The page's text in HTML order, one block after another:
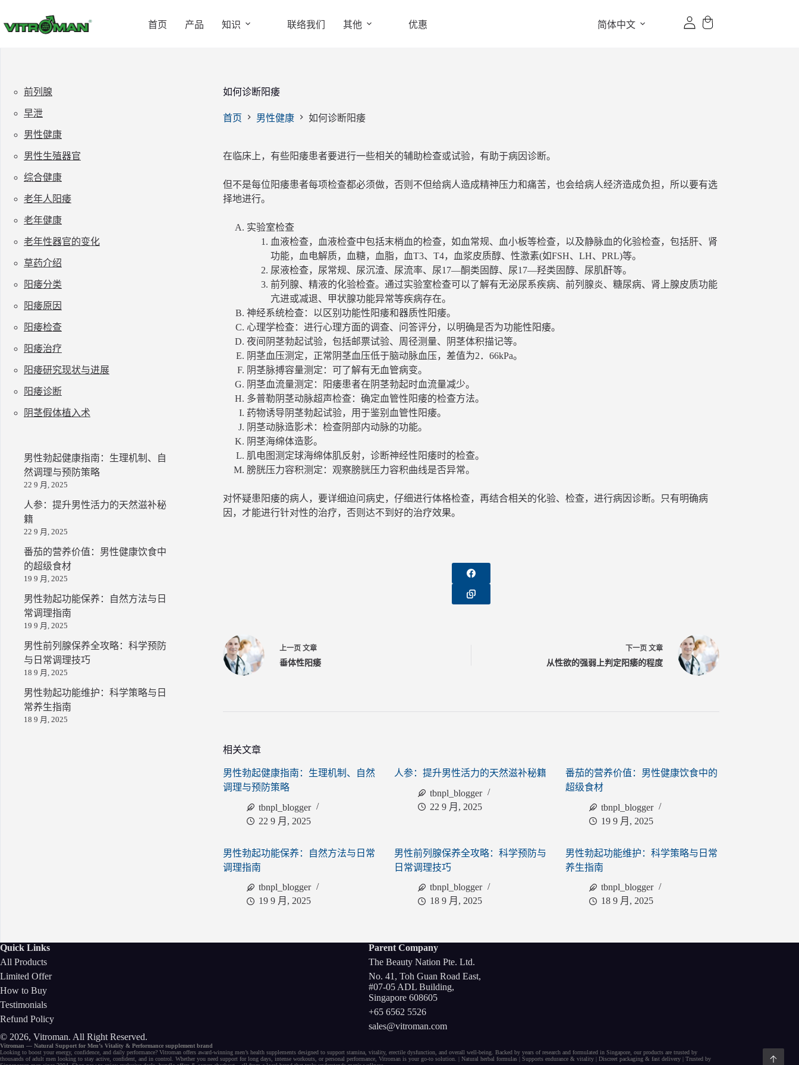
过
容
首页 产品 知识 联络我们 其他 优惠 简体中文
如何诊断阳痿
首页 男性健康 如何诊断阳痿
在临床上，有些阳痿患者要进行一些相关的辅助检查或试验，有助于病因诊断。
但不是每位阳痿患者每项检查都必须做，否则不但给病人造成精神压力和痛苦，也会给病人经济造成负担，所以要有选
择地进行。
实验室检查
血液检查，血液检查中包括末梢血的检查，如血常规、血小板等检查，以及静脉血的化验检查，包括肝、肾
功能，血电解质，血糖，血脂，血T3、T4，血浆皮质醇、性激素(如FSH、LH、PRL)等。
尿液检查，尿常规、尿沉渣、尿流率、尿17—酮类固醇、尿17—羟类固醇、尿肌酐等。
前列腺、精液的化验检查。通过实验室检查可以了解有无泌尿系疾病、前列腺炎、糖尿病、肾上腺皮质功能
亢进或减退、甲状腺功能异常等疾病存在。
神经系统检查：以区别功能性阳痿和器质性阳痿。
心理学检查：进行心理方面的调查、问答评分，以明确是否为功能性阳痿。
夜间阴茎勃起试验，包括邮票试验、周径测量、阴茎体积描记等。
阴茎血压测定，正常阴茎血压低于脑动脉血压，差值为2．66kPa。
阴茎脉搏容量测定：可了解有无血管病变。
阴茎血流量测定：阳痿患者在阴茎勃起时血流量减少。
多普勒阴茎动脉超声检查：确定血管性阳痿的检查方法。
药物诱导阴茎勃起试验，用于鉴别血管性阳痿。
阴茎动脉造影术：检查阴部内动脉的功能。
阴茎海绵体造影。
肌电图测定球海绵体肌反射，诊断神经性阳痿时的检查。
膀胱压力容积测定：观察膀胱压力容积曲线是否异常。
对怀疑患阳痿的病人，要详细迫问病史，仔细进行体格检查，再结合相关的化验、检查，进行病因诊断。只有明确病
因，才能进行针对性的治疗，否则达不到好的治疗效果。
上一页 文章
垂体性阳痿
下一页 文章
从性欲的强弱上判定阳痿的程度
相关文章
男性勃起健康指南：生理机制、自然
调理与预防策略
tbnpl_blogger
22 9 月, 2025
人参：提升男性活力的天然滋补秘籍
tbnpl_blogger
22 9 月, 2025
番茄的营养价值：男性健康饮食中的
超级食材
tbnpl_blogger
19 9 月, 2025
男性勃起功能保养：自然方法与日常
调理指南
tbnpl_blogger
19 9 月, 2025
男性前列腺保养全攻略：科学预防与
日常调理技巧
tbnpl_blogger
18 9 月, 2025
男性勃起功能维护：科学策略与日常
养生指南
tbnpl_blogger
18 9 月, 2025
前列腺
早泄
男性健康
男性生殖器官
综合健康
老年人阳痿
老年健康
老年性器官的变化
草药介绍
阳痿分类
阳痿原因
阳痿检查
阳痿治疗
阳痿研究现状与进展
阳痿诊断
阴茎假体植入术
男性勃起健康指南：生理机制、自
然调理与预防策略
22 9 月, 2025
人参：提升男性活力的天然滋补秘
籍
22 9 月, 2025
番茄的营养价值：男性健康饮食中
的超级食材
19 9 月, 2025
男性勃起功能保养：自然方法与日
常调理指南
19 9 月, 2025
男性前列腺保养全攻略：科学预防
与日常调理技巧
18 9 月, 2025
男性勃起功能维护：科学策略与日
常养生指南
18 9 月, 2025
Quick Links
All Products
Limited Offer
How to Buy
Testimonials
Refund Policy
Parent Company
The Beauty Nation Pte. Ltd.
No. 41, Toh Guan Road East,
#07-05 ADL Building,
Singapore 608605
+65 6562 5526
sales@vitroman.com
© 2026, Vitroman. All Right Reserved.
Vitroman — Natural Support forMen’s Vitality & Performance supplement brand
Looking to boost your energy, confidence, and daily performance? Vitroman offers award-winning men’s health supplements designed to support stamina, vitality, erectile dysfunction, and overall well-being. Backed by years of research and formulated in Singapore, ourproducts are trusted by
thousands ofadult men looking to stay active, confident, and in control. Whether you need support for long days, intense workouts, orpersonal performance, Vitroman is your go-to solution. | Natural herbal formulas Supports endurance & vitality Discreet packaging & fast delivery | Trusted by